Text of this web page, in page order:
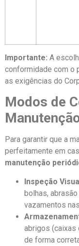
Importante: A
conformidade com o
as exigências do
Modos de
Para garantir que a
perfeitamente em
manutenção
Inspeção
bolhas,
vazamentos
abrigos (caixas
de forma